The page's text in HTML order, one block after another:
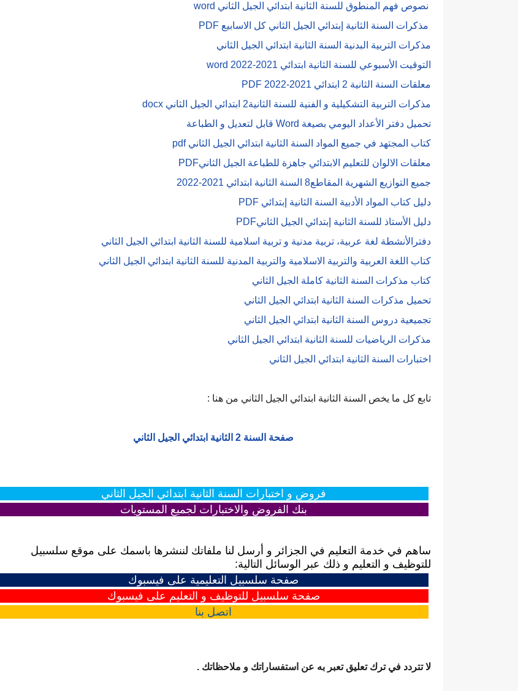
نصوص فهم المنطوق للسنة الثانية ابتدائي الجيل الثاني word
مذكرات السنة الثانية إبتدائي الجيل الثاني كل الاسابيع PDF
مذكرات التربية البدنية السنة الثانية ابتدائي الجيل الثاني
التوقيت الأسبوعي للسنة الثانية ابتدائي 2021-2022 word
معلقات السنة الثانية 2 ابتدائي 2021-2022 PDF
مذكرات التربية التشكيلية و الفنية للسنة الثانية2 ابتدائي الجيل الثاني docx
تحميل دفتر الأعداد اليومي بصيغة Word قابل لتعديل و الطباعة
كتاب المجتهد في جميع المواد السنة الثانية ابتدائي الجيل الثاني pdf
معلقات الالوان للتعليم الابتدائي جاهزة للطباعة الجيل الثانيPDF
جميع التوازيع الشهرية المقاطع8 السنة الثانية ابتدائي 2021-2022
دليل كتاب المواد الأدبية​ السنة الثانية إبتدائي PDF
دليل الأستاذ للسنة الثانية إبتدائي الجيل الثانيPDF
دفترالأنشطة لغة عربية، تربية مدنية و تربية اسلامية للسنة الثانية ابتدائي الجيل الثاني
كتاب اللغة العربية والتربية الاسلامية والتربية المدنية للسنة الثانية ابتدائي الجيل الثاني
كتاب مذكرات السنة الثانية كاملة الجيل الثاني
تحميل مذكرات السنة الثانية ابتدائي الجيل الثاني
تجميعية دروس السنة الثانية ابتدائي الجيل الثاني
مذكرات الرياضيات للسنة الثانية ابتدائي الجيل الثاني
اختبارات السنة الثانية ابتدائي الجيل الثاني
تابع كل ما يخص السنة الثانية ابتدائي الجيل الثاني من هنا :
صفحة السنة 2 الثانية ابتدائي الجيل الثاني
فروض و اختبارات السنة الثانية ابتدائي الجيل الثاني
بنك الفروض والاختبارات لجميع المستويات
ساهم في خدمة التعليم في الجزائر و أرسل لنا ملفاتك لننشرها باسمك على موقع سلسبيل
للتوظيف و التعليم و ذلك عبر الوسائل التالية:
صفحة سلسبيل التعليمية على فيسبوك
صفحة سلسبيل للتوظيف و التعليم على فيسبوك
اتصل بنا
لا تتردد في ترك تعليق تعبر به عن استفساراتك و ملاحظاتك .